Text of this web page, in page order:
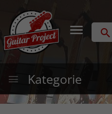
Kategorie